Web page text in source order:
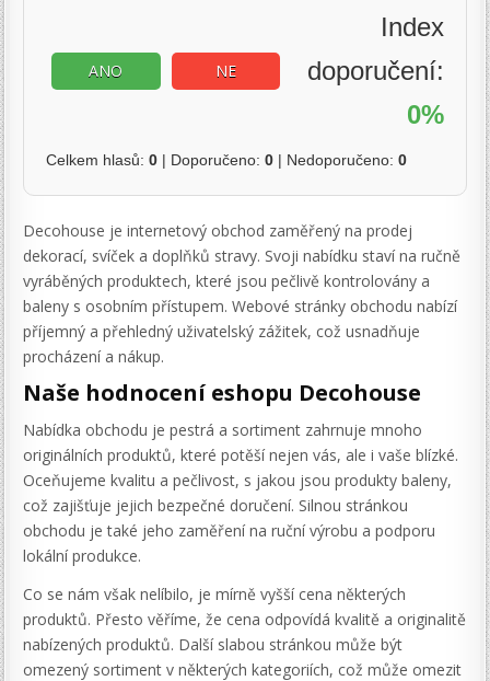
ANO NE
Index
doporučení:
0%
Celkem hlasů:0 | Doporučeno:0 | Nedoporučeno:0
Decohouse je internetový obchod zaměřený na prodej
dekorací, svíček a doplňků stravy. Svoji nabídku staví na ručně
vyráběných produktech, které jsou pečlivě kontrolovány a
baleny s osobním přístupem. Webové stránky obchodu nabízí
příjemný a přehledný uživatelský zážitek, což usnadňuje
procházení a nákup.
Naše hodnocení eshopu Decohouse
Nabídka obchodu je pestrá a sortiment zahrnuje mnoho
originálních produktů, které potěší nejen vás, ale i vaše blízké.
Oceňujeme kvalitu a pečlivost, s jakou jsou produkty baleny,
což zajišťuje jejich bezpečné doručení. Silnou stránkou
obchodu je také jeho zaměření na ruční výrobu a podporu
lokální produkce.
Co se nám však nelíbilo, je mírně vyšší cena některých
produktů. Přesto věříme, že cena odpovídá kvalitě a originalitě
nabízených produktů. Další slabou stránkou může být
omezený sortiment v některých kategoriích, což může omezit